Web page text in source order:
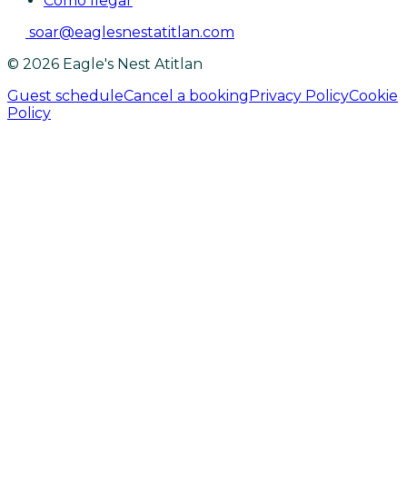
soar@eaglesnestatitlan.com
© 2026 Eagle's Nest Atitlan
Guest scheduleCancel a booking Privacy PolicyCookie
Policy